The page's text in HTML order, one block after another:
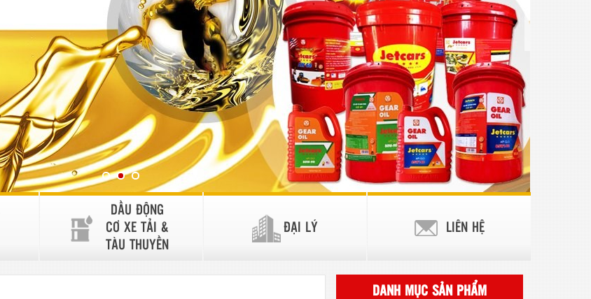
DẦU ĐỘNG
CƠ XE TẢI &
TÀU THUYỀN
ĐẠI LÝ LIÊN HỆ
DANH MỤC SẢN PHẨM